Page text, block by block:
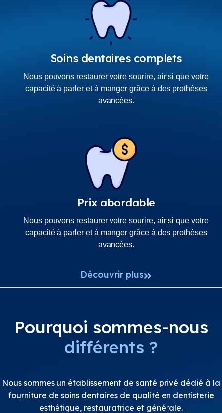
Soins dentaires complets
Nous pouvons restaurer votre sourire, ainsi que votre
capacité à parler et à manger grâce à des prothèses
avancées.
Prix abordable
Nous pouvons restaurer votre sourire, ainsi que votre
capacité à parler et à manger grâce à des prothèses
avancées.
Découvrir plus
Pourquoi sommes-nous
différents ?
Nous sommes un établissement de santé privé dédié à la
fourniture de soins dentaires de qualité en dentisterie
esthétique, restauratrice et générale.